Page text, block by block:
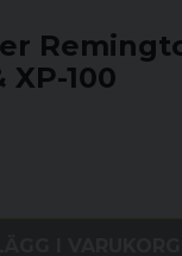
XP-100